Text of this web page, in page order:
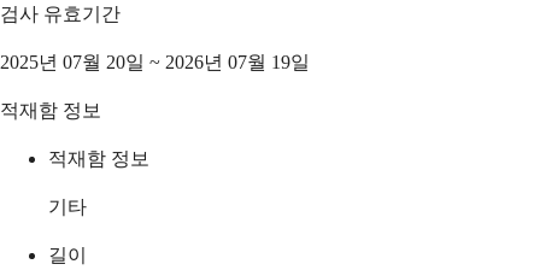
검사 유효기간
2025년 07월 20일 ~ 2026년 07월 19일
적재함 정보
적재함 정보
기타
길이